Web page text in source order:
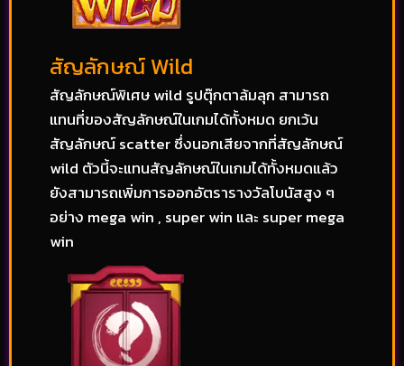
สัญลักษณ์ Wild
สัญลักษณ์พิเศษ wild รูปตุ๊กตาล้มลุก สามารถ
แทนที่ของสัญลักษณ์ในเกมได้ทั้งหมด ยกเว้น
สัญลักษณ์ scatter ซึ่งนอกเสียจากที่สัญลักษณ์
wild ตัวนี้จะแทนสัญลักษณ์ในเกมได้ทั้งหมดแล้ว
ยังสามารถเพิ่มการออกอัตรารางวัลโบนัสสูง ๆ
อย่าง mega win , super win และ super mega
win